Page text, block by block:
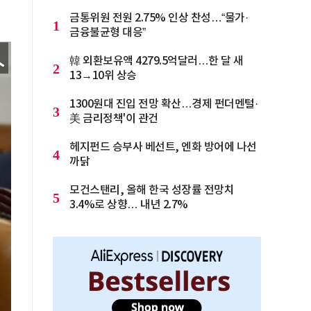
1
금통위원 전원 2.75% 인상 찬성…“물가·
금융불균형 대응”
2
韓 외환보유액 4279.5억달러…한 달 새
13→10위 상승
3
1300원대 진입 전망 확산…경제 펀더멘털·
美 금리정책'이 관건
4
헤지펀드 승부사 베선트, 엔화 방어에 나선
까닭
5
모건스탠리, 올해 한국 성장률 전망치
3.4%로 상향… 내년 2.7%